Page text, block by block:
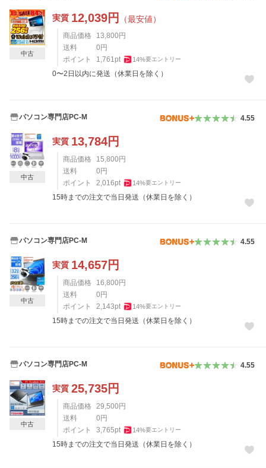
実質 12,039円 （最安値）
商品価格 13,800 円
送料
0 円
ポイント
1,761pt 14%要エントリー
0〜2日以内に発送（休業日を除く）
中古
パソコン専門店PC-M 4.55
実質 13,784円
商品価格 15,800 円
送料
0 円
ポイント
2,016pt 14%要エントリー
15時までの注文で当日発送（休業日を除く）
中古
パソコン専門店PC-M 4.55
実質 14,657円
商品価格 16,800 円
送料
0 円
ポイント
2,143pt 14%要エントリー
15時までの注文で当日発送（休業日を除く）
中古
パソコン専門店PC-M 4.55
実質 25,735円
商品価格 29,500 円
送料
0 円
ポイント
3,765pt 14%要エントリー
15時までの注文で当日発送（休業日を除く）
中古